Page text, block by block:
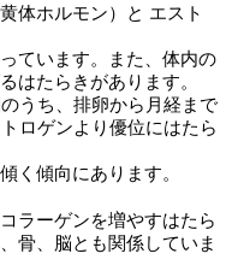
体ホルモン）と エスト
ています。また、体内の
はたらきがあります。
うち、排卵から月経まで
ロゲンより優位にはたら
く傾向にあります。
ラーゲンを増やすはたら
骨、脳とも関係していま